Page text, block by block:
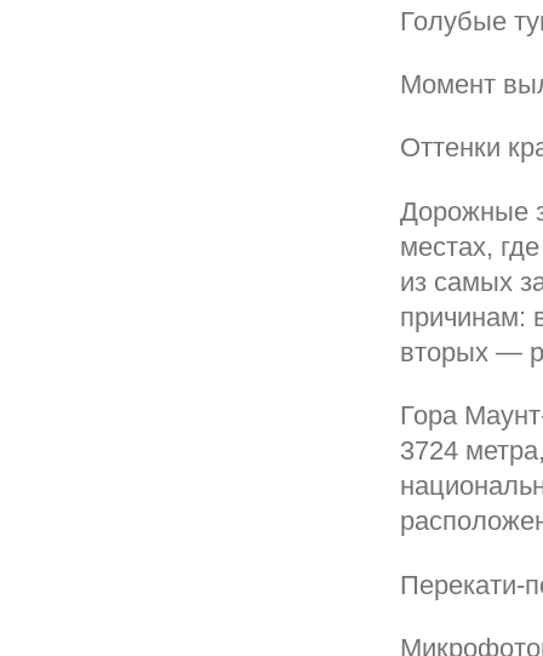
Голубые
Момент
Оттенки
Дорожные
местах,
из самых
причинам:
вторых —
Гора
3724